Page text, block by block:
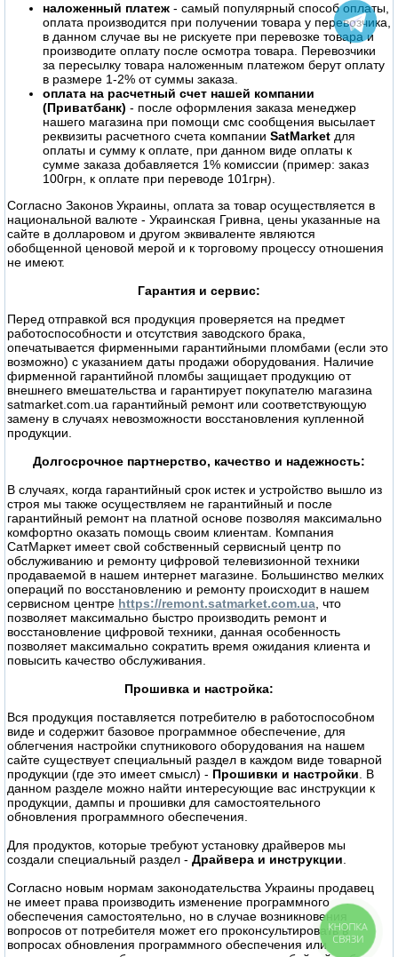
наложенный платеж - самый популярный способ оплаты,
оплата производится при получении товара у перевозчика,
в данном случае вы не рискуете при перевозке товара и
производите оплату после осмотра товара. Перевозчики
за пересылку товара наложенным платежом берут оплату
в размере 1-2% от суммы заказа.
оплата на расчетный счет нашей компании
(Приватбанк) - после оформления заказа менеджер
нашего магазина при помощи смс сообщения высылает
реквизиты расчетного счета компании SatMarket для
оплаты и сумму к оплате, при данном виде оплаты к
сумме заказа добавляется 1% комиссии (пример: заказ
100грн, к оплате при переводе 101грн).
Согласно Законов Украины, оплата за товар осуществляется в
национальной валюте - Украинская Гривна, цены указанные на
сайте в долларовом и другом эквиваленте являются
обобщенной ценовой мерой и к торговому процессу отношения
не имеют.
Гарантия и сервис:
Перед отправкой вся продукция проверяется на предмет
работоспособности и отсутствия заводского брака,
опечатывается фирменными гарантийными пломбами (если это
возможно) с указанием даты продажи оборудования. Наличие
фирменной гарантийной пломбы защищает продукцию от
внешнего вмешательства и гарантирует покупателю магазина
satmarket.com.ua гарантийный ремонт или соответствующую
замену в случаях невозможности восстановления купленной
продукции.
Долгосрочное партнерство, качество и надежность:
В случаях, когда гарантийный срок истек и устройство вышло из
строя мы также осуществляем не гарантийный и после
гарантийный ремонт на платной основе позволяя максимально
комфортно оказать помощь своим клиентам. Компания
СатМаркет имеет свой собственный сервисный центр по
обслуживанию и ремонту цифровой телевизионной техники
продаваемой в нашем интернет магазине. Большинство мелких
операций по восстановлению и ремонту происходит в нашем
сервисном центре https://remont.satmarket.com.ua, что
позволяет максимально быстро производить ремонт и
восстановление цифровой техники, данная особенность
позволяет максимально сократить время ожидания клиента и
повысить качество обслуживания.
Прошивка и настройка:
Вся продукция поставляется потребителю в работоспособном
виде и содержит базовое программное обеспечение, для
облегчения настройки спутникового оборудования на нашем
сайте существует специальный раздел в каждом виде товарной
продукции (где это имеет смысл) - Прошивки и настройки. В
данном разделе можно найти интересующие вас инструкции к
продукции, дампы и прошивки для самостоятельного
обновления программного обеспечения.
Для продуктов, которые требуют установку драйверов мы
создали специальный раздел - Драйвера и инструкции.
Согласно новым нормам законодательства Украины продавец
не имеет права производить изменение программного
обеспечения самостоятельно, но в случае возникновения
вопросов от потребителя может его проконсультировать в
вопросах обновления программного обеспечения или
КНОПКА
СВЯЗИ